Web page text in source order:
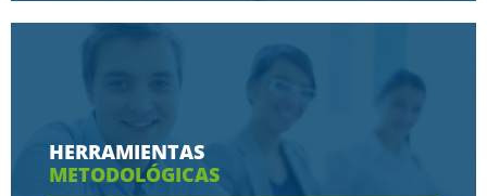
Conoce aquí las razones porque nos eligen
Ver más
HERRAMIENTAS
METODOLÓGICAS